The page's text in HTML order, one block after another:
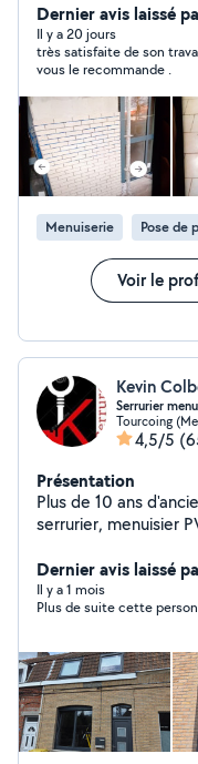
Dernier avis laissé
Il y a 20 jours
très satisfaite de son travail Excellent rapport qualité prix
vous le recommande .
Menuiserie Pose de
Voir le
Kevin
Serrurier
Tourcoing
4,5/5
Présentation
Plus de 10 ans
serrurier, menuisier
également en
porte
Réparation
devis gratuit et
Dernier avis laissé
Il y a 1 mois
Plus de suite cette